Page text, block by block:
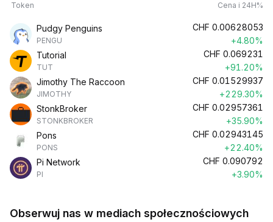
Token Cena i 24H%
Pudgy Penguins
PENGU
CHF 0.00628053
+4.80%
Tutorial
TUT
CHF 0.069231
+91.20%
Jimothy The Raccoon
JIMOTHY
CHF 0.01529937
+229.30%
StonkBroker
STONKBROKER
CHF 0.02957361
+35.90%
Pons
PONS
CHF 0.02943145
+22.40%
Pi Network
PI
CHF 0.090792
+3.90%
Obserwuj nas w mediach społecznościowych